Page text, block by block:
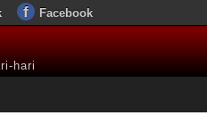
Facebook
hari